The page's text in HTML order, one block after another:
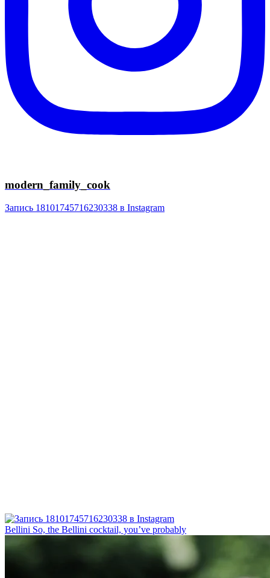
modern_family_cook
Запись 18101745716230338 в Instagram
Bellini⁠ So, the Bellini cocktail, you’ve probably